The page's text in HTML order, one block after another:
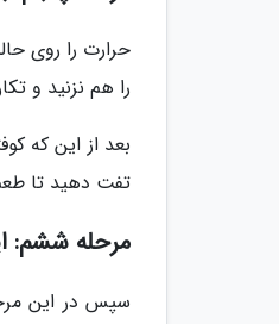
حرارت را روی
را هم نزنید و
بعد از این که
تفت دهید تا
مرحله ششم:
سپس در این